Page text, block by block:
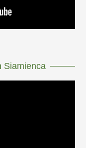
Siamienca